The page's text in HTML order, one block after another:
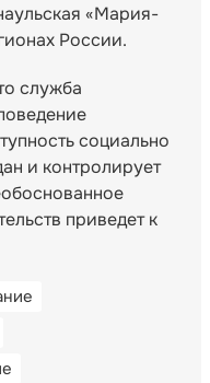
«Мария-
России.
служба
социально
и контролирует
приведет к